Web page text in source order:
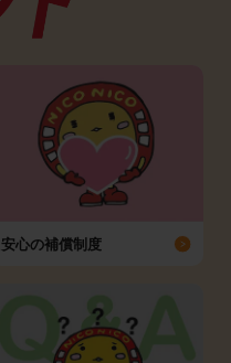
安心の補償制度